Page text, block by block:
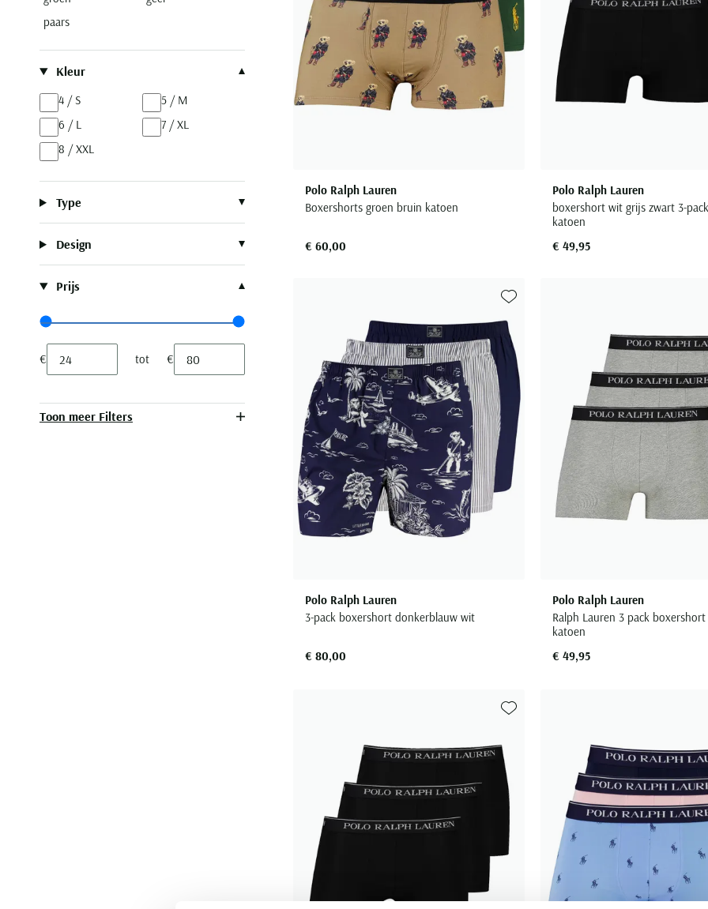
paars
Kleur
4 / S
5 / M
6 / L
7 / XL
8 / XXL
Type
Design
Prijs
Range slider min value
Range slider max value
Minimum value input
€ tot
Maximum value input
€
Toon meer Filters
Polo Ralph Lauren
Boxershorts groen bruin katoen
€ 60,00
Polo Ralph Lauren
boxershort wit grijs zwart 3-
katoen
€ 49,95
Polo Ralph Lauren
3-pack boxershort donkerblauw wit
€ 80,00
Polo Ralph Lauren
Ralph Lauren 3 pack
katoen
€ 49,95